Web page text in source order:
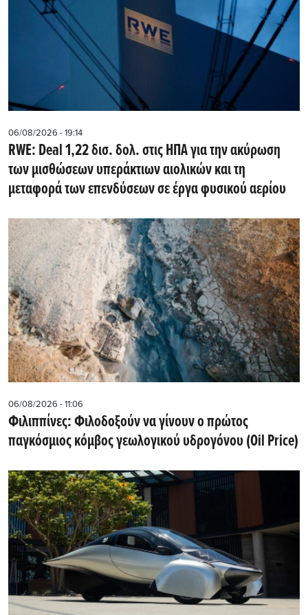
06/08/2026 - 19:14
RWE: Deal 1,22 δισ. δολ. στις ΗΠΑ για την ακύρωση
των μισθώσεων υπεράκτιων αιολικών και τη
μεταφορά των επενδύσεων σε έργα φυσικού αερίου
06/08/2026 - 11:06
Φιλιππίνες: Φιλοδοξούν να γίνουν ο πρώτος
παγκόσμιος κόμβος γεωλογικού υδρογόνου (Oil Price)